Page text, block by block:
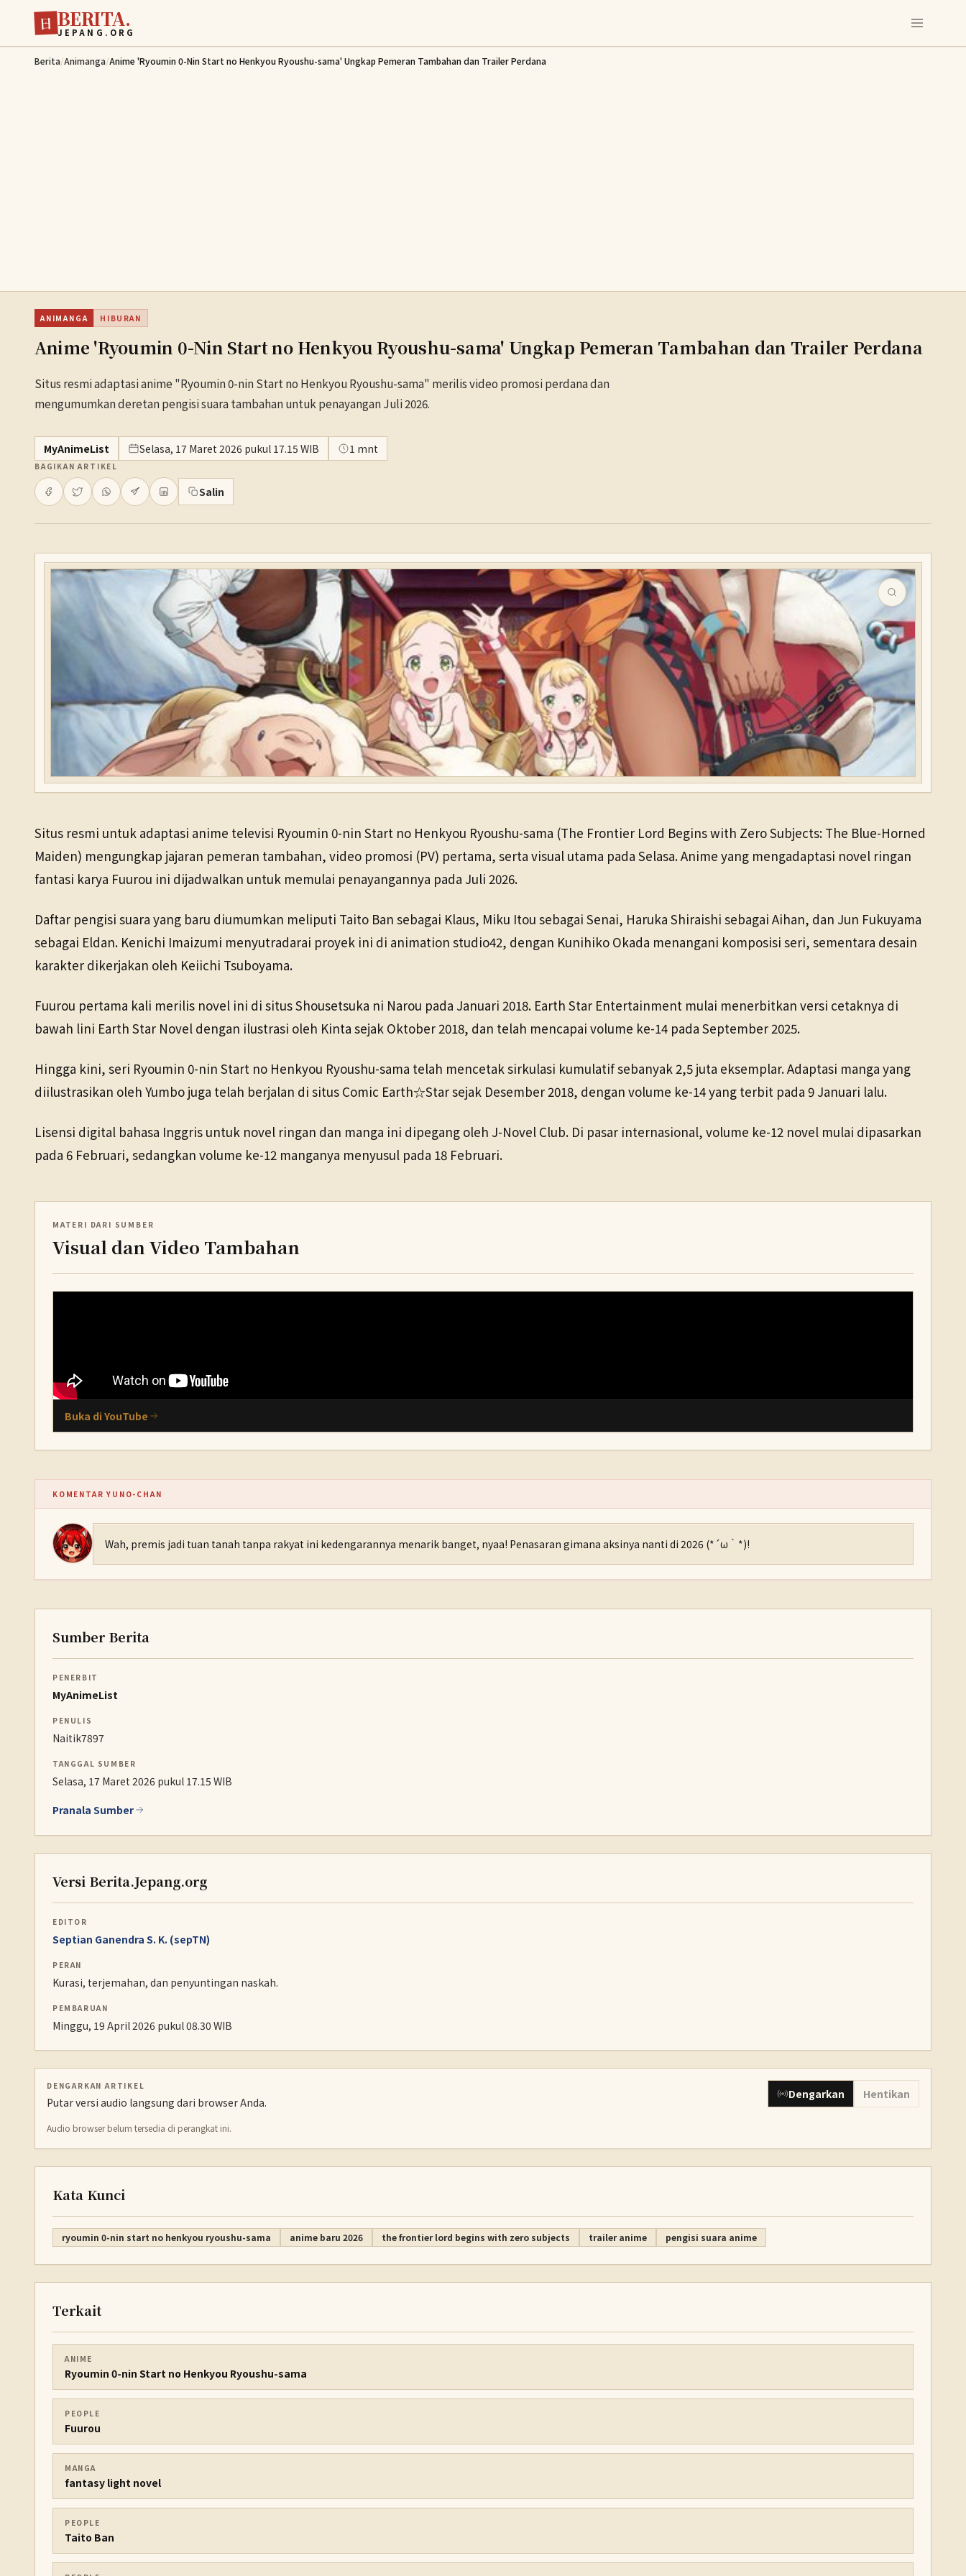
Lewati ke konten utama
日 BERITA.
JEPANG.ORG
Berita/Animanga/Anime 'Ryoumin 0-Nin Start no Henkyou Ryoushu-sama' Ungkap Pemeran Tambahan dan Trailer Perdana
ANIMANGA HIBURAN
Anime 'Ryoumin 0-Nin Start no Henkyou Ryoushu-sama' Ungkap Pemeran Tambahan dan Trailer Perdana
Situs resmi adaptasi anime "Ryoumin 0-nin Start no Henkyou Ryoushu-sama" merilis video promosi perdana dan
mengumumkan deretan pengisi suara tambahan untuk penayangan Juli 2026.
MyAnimeList Selasa, 17 Maret 2026 pukul 17.15 WIB 1 mnt
BAGIKAN ARTIKEL
Salin
Situs resmi untuk adaptasi anime televisi Ryoumin 0-nin Start no Henkyou Ryoushu-sama (The Frontier Lord Begins with Zero Subjects: The Blue-Horned
Maiden) mengungkap jajaran pemeran tambahan, video promosi (PV) pertama, serta visual utama pada Selasa. Anime yang mengadaptasi novel ringan
fantasi karya Fuurou ini dijadwalkan untuk memulai penayangannya pada Juli 2026.
Daftar pengisi suara yang baru diumumkan meliputi Taito Ban sebagai Klaus, Miku Itou sebagai Senai, Haruka Shiraishi sebagai Aihan, dan Jun Fukuyama
sebagai Eldan. Kenichi Imaizumi menyutradarai proyek ini di animation studio42, dengan Kunihiko Okada menangani komposisi seri, sementara desain
karakter dikerjakan oleh Keiichi Tsuboyama.
Fuurou pertama kali merilis novel ini di situs Shousetsuka ni Narou pada Januari 2018. Earth Star Entertainment mulai menerbitkan versi cetaknya di
bawah lini Earth Star Novel dengan ilustrasi oleh Kinta sejak Oktober 2018, dan telah mencapai volume ke-14 pada September 2025.
Hingga kini, seri Ryoumin 0-nin Start no Henkyou Ryoushu-sama telah mencetak sirkulasi kumulatif sebanyak 2,5 juta eksemplar. Adaptasi manga yang
diilustrasikan oleh Yumbo juga telah berjalan di situs Comic Earth☆Star sejak Desember 2018, dengan volume ke-14 yang terbit pada 9 Januari lalu.
Lisensi digital bahasa Inggris untuk novel ringan dan manga ini dipegang oleh J-Novel Club. Di pasar internasional, volume ke-12 novel mulai dipasarkan
pada 6 Februari, sedangkan volume ke-12 manganya menyusul pada 18 Februari.
MATERI DARI SUMBER
Visual dan Video Tambahan
Buka di YouTube
KOMENTAR YUNO-CHAN
Wah, premis jadi tuan tanah tanpa rakyat ini kedengarannya menarik banget, nyaa! Penasaran gimana aksinya nanti di 2026 (⁠*⁠´⁠ω⁠｀⁠*⁠)!
Sumber Berita
PENERBIT
MyAnimeList
PENULIS
Naitik7897
TANGGAL SUMBER
Selasa, 17 Maret 2026 pukul 17.15 WIB
Pranala Sumber
Versi Berita.Jepang.org
EDITOR
Septian Ganendra S. K. (sepTN)
PERAN
Kurasi, terjemahan, dan penyuntingan naskah.
PEMBARUAN
Minggu, 19 April 2026 pukul 08.30 WIB
DENGARKAN ARTIKEL
Putar versi audio langsung dari browser Anda.
Dengarkan Hentikan
Audio browser belum tersedia di perangkat ini.
Kata Kunci
ryoumin 0-nin start no henkyou ryoushu-sama anime baru 2026 the frontier lord begins with zero subjects trailer anime pengisi suara anime
Terkait
ANIME
Ryoumin 0-nin Start no Henkyou Ryoushu-sama
PEOPLE
Fuurou
MANGA
fantasy light novel
PEOPLE
Taito Ban